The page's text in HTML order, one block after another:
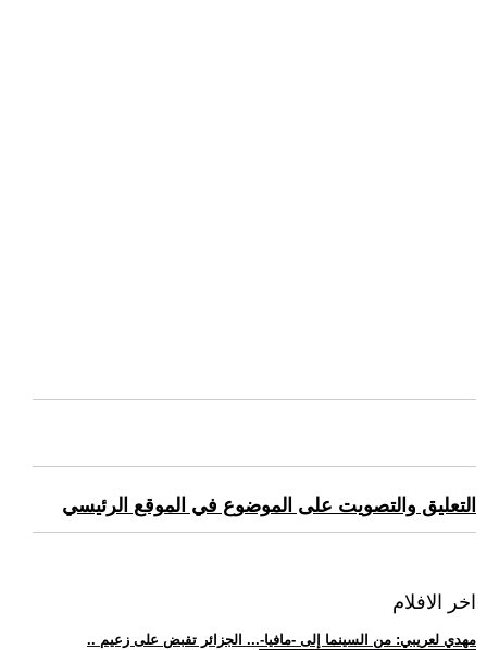
التعليق والتصويت على الموضوع في الموقع الرئيسي
اخر الافلام
.. مهدي لعريبي: من السينما إلى -مافيا-... الجزائر تقبض على زعيم